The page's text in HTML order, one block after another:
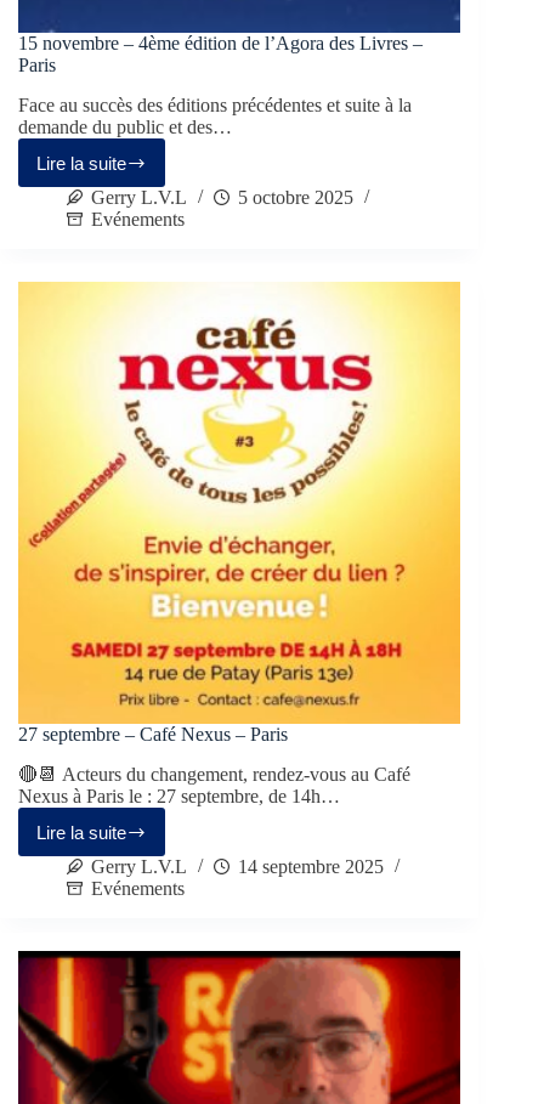
15 novembre – 4ème édition de l’Agora des Livres –
Paris
Face au succès des éditions précédentes et suite à la
demande du public et des…
Lire la suite
Gerry L.V.L
5 octobre 2025
Evénements
27 septembre – Café Nexus – Paris
🔴📆 Acteurs du changement, rendez-vous au Café
Nexus à Paris le : 27 septembre, de 14h…
Lire la suite
Gerry L.V.L
14 septembre 2025
Evénements